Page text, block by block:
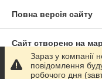
Повна версія сайту
Сайт створено на
Політика
Зараз у компанії
повідомлення
робочого дня